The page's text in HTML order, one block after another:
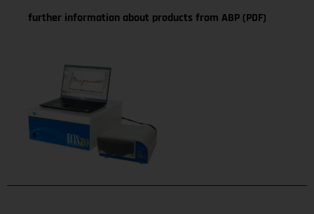
further information about products from ABP (PDF)